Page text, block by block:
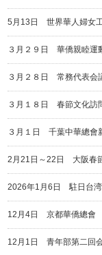
5月13日 世界華人婦女
３月２９日 華僑親睦運
３月２８日 常務代表会
３月１８日 春節文化訪
３月１日 千葉中華總會
2月21日～22日 大阪春
2026年1月6日 駐日台
12月4日 京都華僑總會
12月1日 青年部第二回